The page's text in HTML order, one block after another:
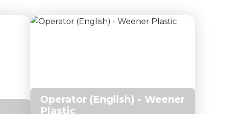
Operator (English) - Weener
Plastic